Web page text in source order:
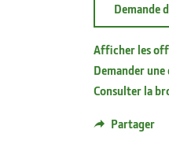
Demande
Afficher les
Demander
Consulter la
Partager